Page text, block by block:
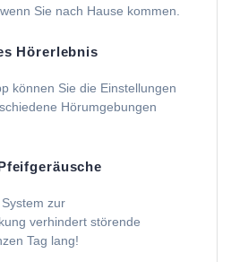
Sie nach Hause kommen.
Hörerlebnis
können Sie die Einstellungen
Hörumgebungen
zur
verhindert störende
Tag lang!